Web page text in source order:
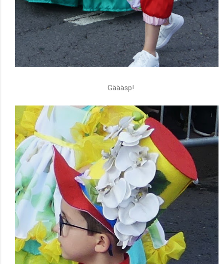
Gäääsp!